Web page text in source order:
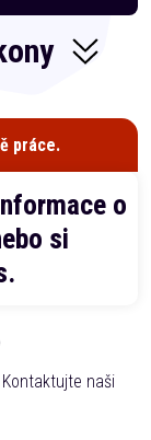
práce.
o
si
naši